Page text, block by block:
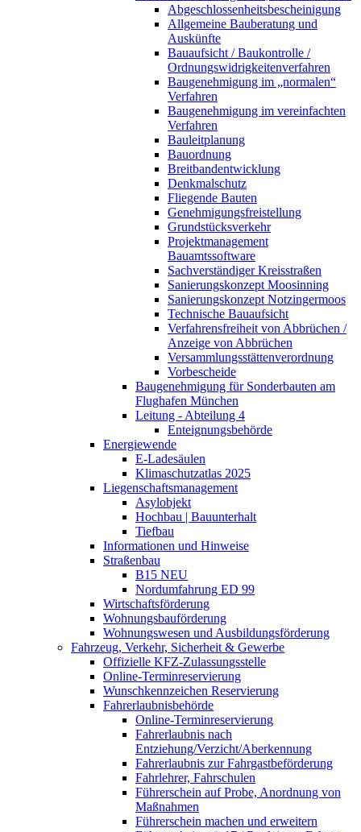
Abgeschlossenheitsbescheinigung
Allgemeine Bauberatung und
Auskünfte
Bauaufsicht / Baukontrolle /
Ordnungswidrigkeitenverfahren
Baugenehmigung im „normalen“
Verfahren
Baugenehmigung im vereinfachten
Verfahren
Bauleitplanung
Bauordnung
Breitbandentwicklung
Denkmalschutz
Fliegende Bauten
Genehmigungsfreistellung
Grundstücksverkehr
Projektmanagement
Bauamtssoftware
Sachverständiger Kreisstraßen
Sanierungskonzept Moosinning
Sanierungskonzept Notzingermoos
Technische Bauaufsicht
Verfahrensfreiheit von Abbrüchen /
Anzeige von Abbrüchen
Versammlungsstättenverordnung
Vorbescheide
Baugenehmigung für Sonderbauten am
Flughafen München
Leitung - Abteilung 4
Enteignungsbehörde
Energiewende
E-Ladesäulen
Klimaschutzatlas 2025
Liegenschaftsmanagement
Asylobjekt
Hochbau | Bauunterhalt
Tiefbau
Informationen und Hinweise
Straßenbau
B15 NEU
Nordumfahrung ED 99
Wirtschaftsförderung
Wohnungsbauförderung
Wohnungswesen und Ausbildungsförderung
Fahrzeug, Verkehr, Sicherheit & Gewerbe
Offizielle KFZ-Zulassungsstelle
Online-Terminreservierung
Wunschkennzeichen Reservierung
Fahrerlaubnisbehörde
Online-Terminreservierung
Fahrerlaubnis nach
Entziehung/Verzicht/Aberkennung
Fahrerlaubnis zur Fahrgastbeförderung
Fahrlehrer, Fahrschulen
Führerschein auf Probe, Anordnung von
Maßnahmen
Führerschein machen und erweitern